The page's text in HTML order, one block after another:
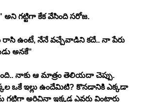
గట్టిగా కేక వేసింది సరోజ.
రాసి ఉంటే, నేనే వచ్చేవాడిని కదే.. నా పేరు
అనకే"
నాకు ఆ మాత్రం తెలియదా చెప్పు.
ఒకే ఇల్లు ఉందేమిటి? కొనడానికి ఎక్కడా
గట్టిగా అరిచినా ఇక్కడ ఎవరు వింటారు